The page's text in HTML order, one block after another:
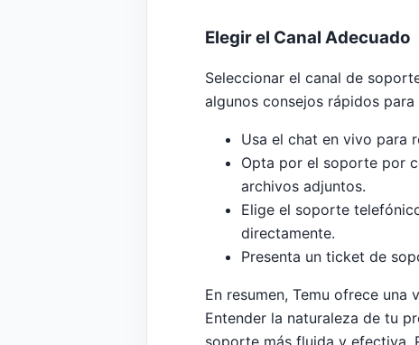
Elegir el Canal Adecuado
Seleccionar el canal de
algunos consejos rápidos
Usa el chat en vivo para
Opta por el soporte por
archivos adjuntos.
Elige el soporte
directamente.
Presenta un ticket de
En resumen, Temu ofrece
Entender la naturaleza de tu